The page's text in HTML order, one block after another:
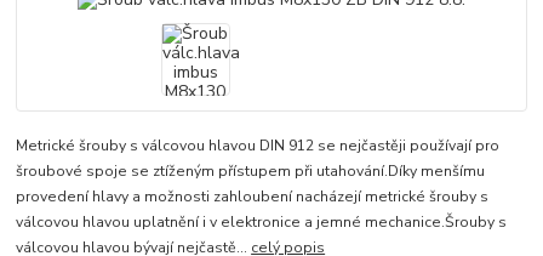
Metrické šrouby s válcovou hlavou DIN 912 se nejčastěji používají pro
šroubové spoje se ztíženým přístupem při utahování.Díky menšímu
provedení hlavy a možnosti zahloubení nacházejí metrické šrouby s
válcovou hlavou uplatnění i v elektronice a jemné mechanice.Šrouby s
válcovou hlavou bývají nejčastě... celý popis